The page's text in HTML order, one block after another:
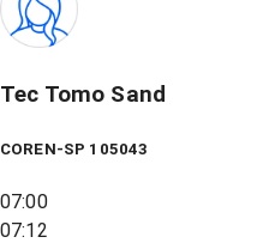
Tec Tomo Sand
COREN-SP 105043
07:00
07:12